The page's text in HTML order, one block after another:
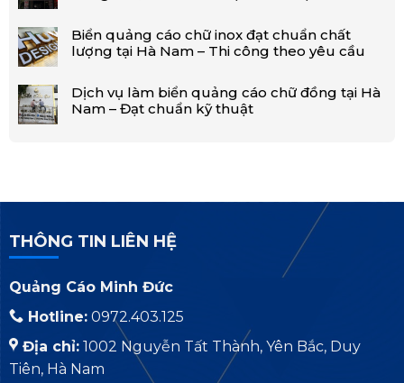
Biển quảng cáo chữ inox đạt chuẩn chất
lượng tại Hà Nam – Thi công theo yêu cầu
Dịch vụ làm biển quảng cáo chữ đồng tại Hà
Nam – Đạt chuẩn kỹ thuật
THÔNG TIN LIÊN HỆ
Quảng Cáo Minh Đức
Hotline:0972.403.125
Địa chỉ:1002 Nguyễn Tất Thành, Yên Bắc, Duy
Tiên, Hà Nam